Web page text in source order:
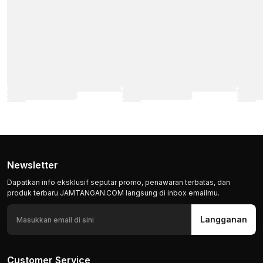
Newsletter
Dapatkan info eksklusif seputar promo, penawaran terbatas, dan
produk terbaru JAMTANGAN.COM langsung di inbox emailmu.
Langganan
Customer Service